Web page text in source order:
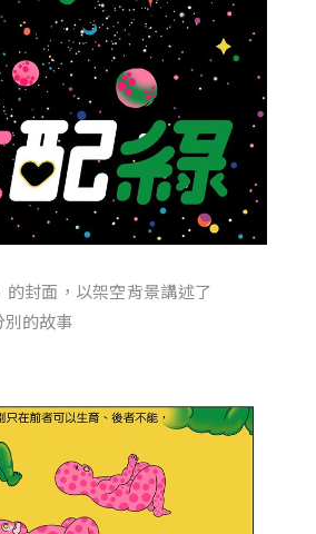
的封面，以架空背景講述了
別的故事